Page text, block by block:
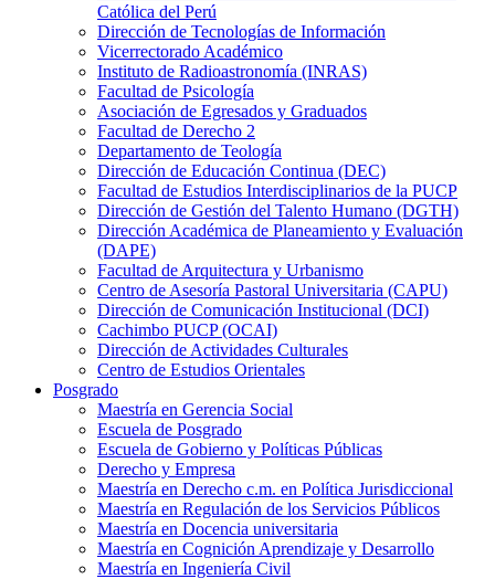
Católica del Perú
Dirección de Tecnologías de Información
Vicerrectorado Académico
Instituto de Radioastronomía (INRAS)
Facultad de Psicología
Asociación de Egresados y Graduados
Facultad de Derecho 2
Departamento de Teología
Dirección de Educación Continua (DEC)
Facultad de Estudios Interdisciplinarios de la PUCP
Dirección de Gestión del Talento Humano (DGTH)
Dirección Académica de Planeamiento y Evaluación
(DAPE)
Facultad de Arquitectura y Urbanismo
Centro de Asesoría Pastoral Universitaria (CAPU)
Dirección de Comunicación Institucional (DCI)
Cachimbo PUCP (OCAI)
Dirección de Actividades Culturales
Centro de Estudios Orientales
Posgrado
Maestría en Gerencia Social
Escuela de Posgrado
Escuela de Gobierno y Políticas Públicas
Derecho y Empresa
Maestría en Derecho c.m. en Política Jurisdiccional
Maestría en Regulación de los Servicios Públicos
Maestría en Docencia universitaria
Maestría en Cognición Aprendizaje y Desarrollo
Maestría en Ingeniería Civil